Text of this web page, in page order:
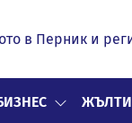
в Перник и